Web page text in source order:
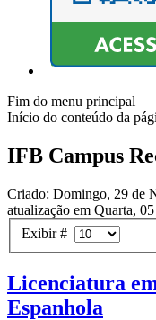
Fim do menu principal
Início do conteúdo da
IFB Campus
Criado: Domingo, 29 de
atualização em Quarta,
Exibir #
Licenciatura
Espanhola